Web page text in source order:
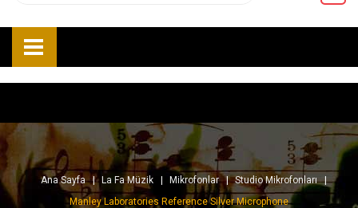
Ana Sayfa La Fa Müzik Mikrofonlar
Studio Mikrofonları
Manley Laboratories Reference Silver Microphone